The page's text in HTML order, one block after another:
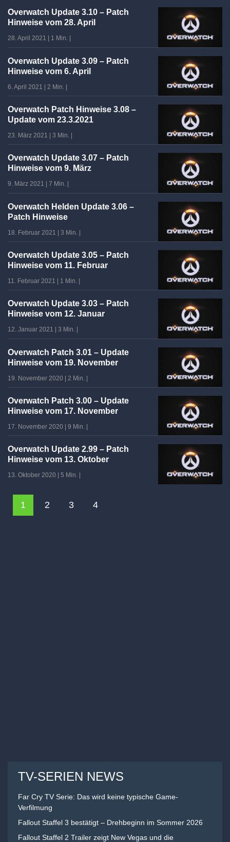
Overwatch Update 3.10 – Patch
Hinweise vom 28. April
28. April 2021 1 Min.
Overwatch Update 3.09 – Patch
Hinweise vom 6. April
6. April 2021 | 2 Min. |
Overwatch Patch Hinweise 3.08 –
Update vom 23.3.2021
23. März 2021 3 Min.
Overwatch Update 3.07 – Patch
Hinweise vom 9. März
9. März 2021 7 Min.
Overwatch Helden Update 3.06 –
Patch Hinweise
18. Februar 2021 | 3 Min. |
Overwatch Update 3.05 – Patch
Hinweise vom 11. Februar
11. Februar 2021 1 Min.
Overwatch Update 3.03 – Patch
Hinweise vom 12. Januar
12. Januar 2021 3 Min.
Overwatch Patch 3.01 – Update
Hinweise vom 19. November
19. November 2020 | 2 Min. |
Overwatch Patch 3.00 – Update
Hinweise vom 17. November
17. November 2020 | 9 Min. |
Overwatch Update 2.99 – Patch
Hinweise vom 13. Oktober
13. Oktober 2020 5 Min.
1 2 3 4
TV-SERIEN NEWS
Far Cry TV Serie: Das wird keine typische Game-
Verfilmung
Fallout Staffel 3 bestätigt – Drehbeginn im Sommer 2026
Fallout Staffel 2 Trailer zeigt New Vegas und die